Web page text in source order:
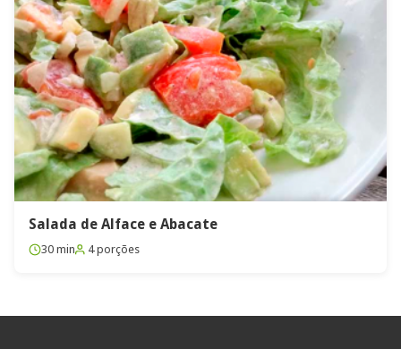
Salada de Alface e Abacate
30 min 4 porções